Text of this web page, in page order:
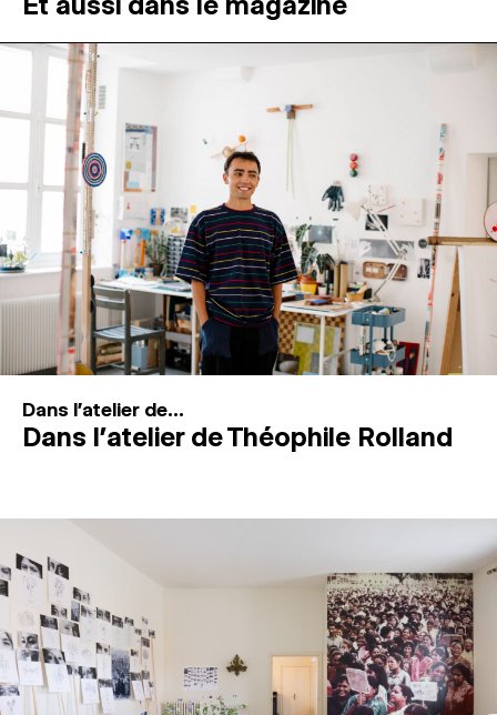
PROGRAMMATION
MAGAZINE
ESPACES DE PRATIQUE ARTISTIQUE ↓
Recherche
Connexion
Dans l'atelier de...
Dans l’atelier de Théophile Rolland